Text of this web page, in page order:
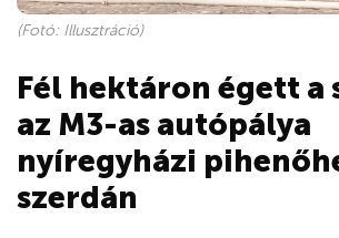
(Fotó: Illusztráció)
Fél hektáron égett a
az M3-as autópálya
nyíregyházi
szerdán